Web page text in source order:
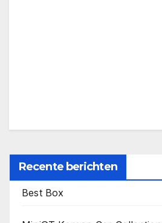
Recente berichten
Best Box